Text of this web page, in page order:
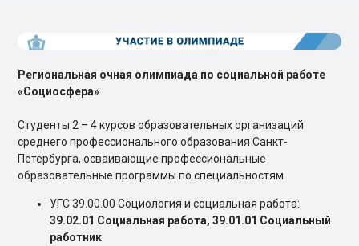
Региональная очная олимпиада по социальной работе
«Социосфера»
Студенты 2 – 4 курсов образовательных организаций
среднего профессионального образования Санкт-
Петербурга, осваивающие профессиональные
образовательные программы по специальностям
УГС 39.00.00 Социология и социальная работа:
39.02.01 Социальная работа, 39.01.01 Социальный
работник